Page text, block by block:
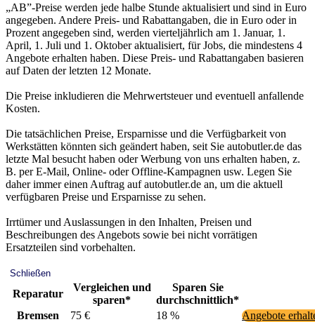
„AB”-Preise werden jede halbe Stunde aktualisiert und sind in Euro
angegeben. Andere Preis- und Rabattangaben, die in Euro oder in
Prozent angegeben sind, werden vierteljährlich am 1. Januar, 1.
April, 1. Juli und 1. Oktober aktualisiert, für Jobs, die mindestens 4
Angebote erhalten haben. Diese Preis- und Rabattangaben basieren
auf Daten der letzten 12 Monate.
Die Preise inkludieren die Mehrwertsteuer und eventuell anfallende
Kosten.
Die tatsächlichen Preise, Ersparnisse und die Verfügbarkeit von
Werkstätten könnten sich geändert haben, seit Sie autobutler.de das
letzte Mal besucht haben oder Werbung von uns erhalten haben, z.
B. per E-Mail, Online- oder Offline-Kampagnen usw. Legen Sie
daher immer einen Auftrag auf autobutler.de an, um die aktuell
verfügbaren Preise und Ersparnisse zu sehen.
Irrtümer und Auslassungen in den Inhalten, Preisen und
Beschreibungen des Angebots sowie bei nicht vorrätigen
Ersatzteilen sind vorbehalten.
Schließen
Reparatur
Vergleichen und
sparen*
Sparen Sie
durchschnittlich*
Bremsen
75 € 18 %
Angebote